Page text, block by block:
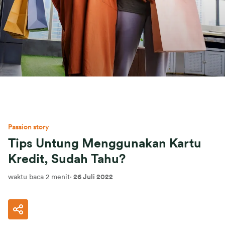
Passion story
Tips Untung Menggunakan Kartu
Kredit, Sudah Tahu?
waktu baca 2 menit· 26 Juli 2022